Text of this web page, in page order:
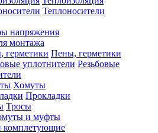
Теплоносители
напряжения
монтажа
Пены, герметики
Резьбовые
Хомуты
Прокладки
Тросы
и муфты
комплетующие